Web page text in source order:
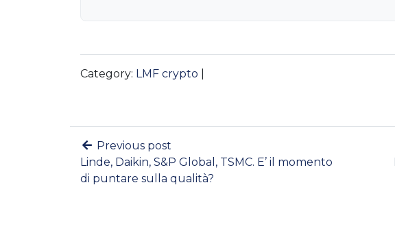
Category: LMF crypto
Previous post
Linde, Daikin, S&P Global, TSMC. E’ il momento
di puntare sulla qualità?